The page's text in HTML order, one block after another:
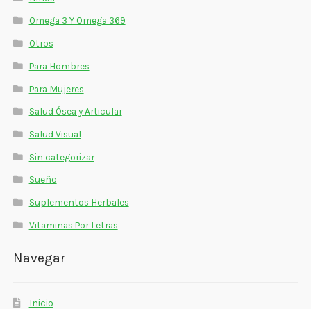
Omega 3 Y Omega 369
Otros
Para Hombres
Para Mujeres
Salud Ósea y Articular
Salud Visual
Sin categorizar
Sueño
Suplementos Herbales
Vitaminas Por Letras
Navegar
Inicio